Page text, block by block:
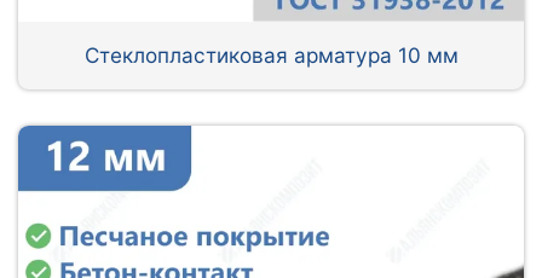
Стеклопластиковая арматура 10 мм